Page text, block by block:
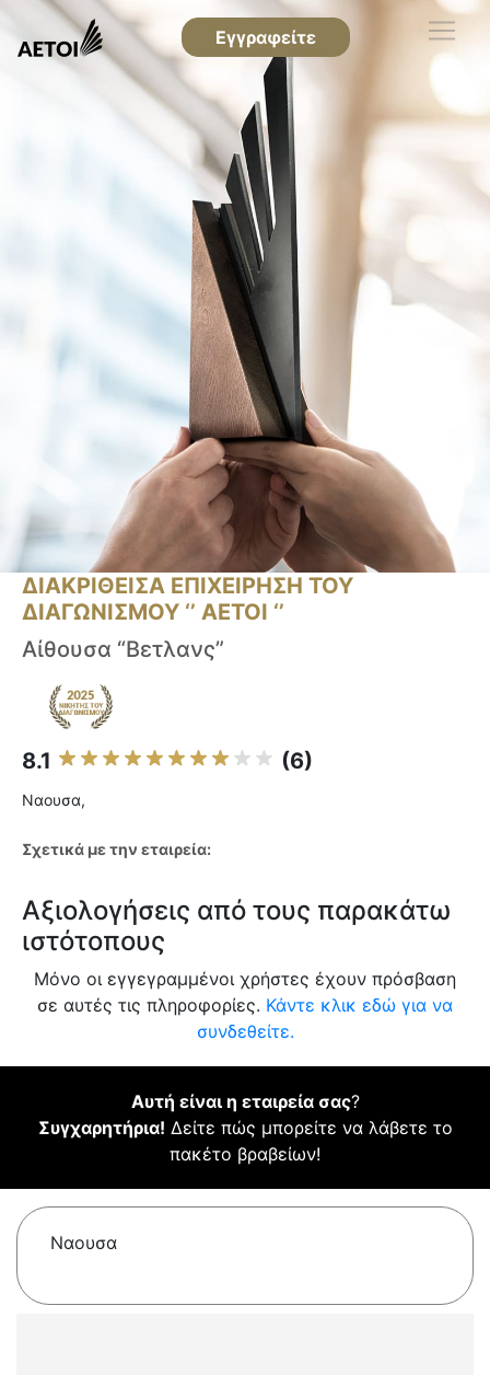
Εγγραφείτε
ΔΙΑΚΡΙΘΕΙΣΑ ΕΠΙΧΕΙΡΗΣΗ ΤΟΥ
ΔΙΑΓΩΝΙΣΜΟΥ ‘’ ΑΕΤΟΙ ‘’
Αίθουσα “Βετλανς”
8.1 (6)
Ναουσα,
Σχετικά με την εταιρεία:
Αξιολογήσεις από τους παρακάτω
ιστότοπους
Μόνο οι εγγεγραμμένοι χρήστες έχουν πρόσβαση
σε αυτές τις πληροφορίες. Κάντε κλικ εδώ για να
συνδεθείτε.
Αυτή είναι η εταιρεία σας?
Συγχαρητήρια! Δείτε πώς μπορείτε να λάβετε το
πακέτο βραβείων!
Ναουσα